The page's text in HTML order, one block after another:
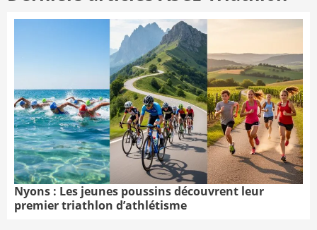
Nyons : Les jeunes poussins découvrent leur
premier triathlon d’athlétisme